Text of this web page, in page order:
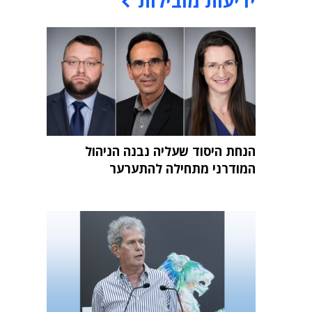
הנחת היסוד שעליה נבנה הניהול
המודרני מתחילה להתערער